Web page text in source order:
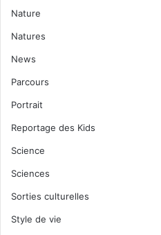
Nature
Natures
News
Parcours
Portrait
Reportage des Kids
Science
Sciences
Sorties culturelles
Style de vie